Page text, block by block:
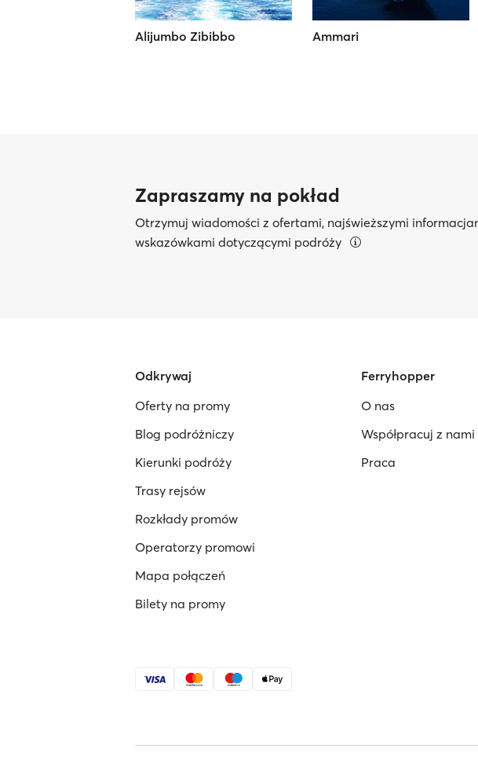
Alijumbo Zibibbo Ammari
Zapraszamy na pokład
Otrzymuj wiadomości z ofertami, najświeższymi
wskazówkami dotyczącymi podróży
Odkrywaj
Oferty na promy
Blog podróżniczy
Kierunki podróży
Trasy rejsów
Rozkłady promów
Operatorzy promowi
Mapa połączeń
Bilety na promy
Ferryhopper
O nas
Współpracuj z nami
Praca